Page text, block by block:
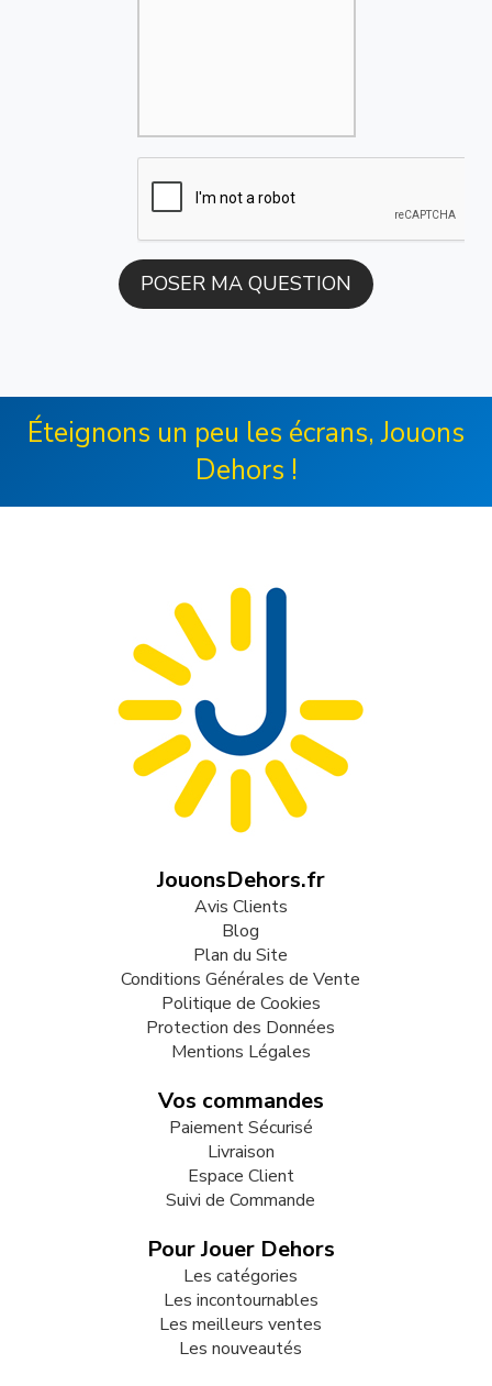
Éteignons un peu les écrans, Jouons
Dehors !
JouonsDehors.fr
Avis Clients
Blog
Plan du Site
Conditions Générales de Vente
Politique de Cookies
Protection des Données
Mentions Légales
Vos commandes
Paiement Sécurisé
Livraison
Espace Client
Suivi de Commande
Pour Jouer Dehors
Les catégories
Les incontournables
Les meilleurs ventes
Les nouveautés